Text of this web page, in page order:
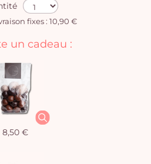
fixes : 10,90 €
un cadeau :
8,50 €